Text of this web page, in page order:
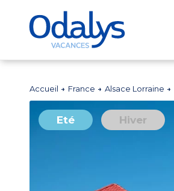
Accueil France Alsace Lorraine
Eté Hiver